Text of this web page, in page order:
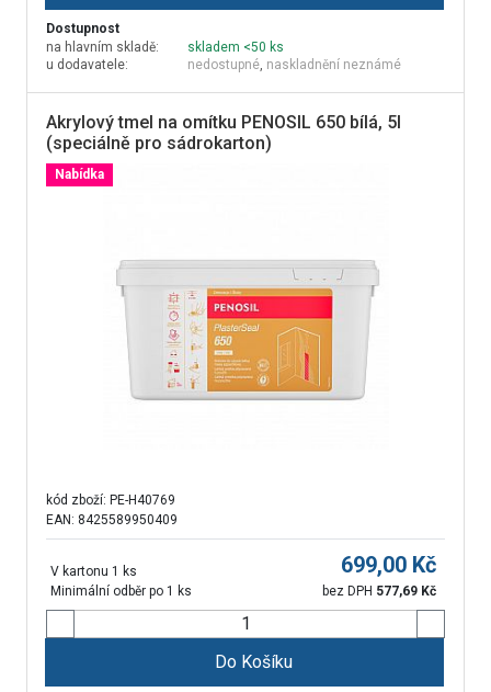
Dostupnost
na hlavním skladě:
skladem <50 ks
u dodavatele:
nedostupné, naskladnění neznámé
Akrylový tmel na omítku PENOSIL 650 bílá, 5l
(speciálně pro sádrokarton)
Nabídka
kód zboží: PE-H40769
EAN: 8425589950409
V kartonu 1 ks
Minimální odběr po 1 ks
699,00 Kč
bez DPH 577,69 Kč
Do Košíku